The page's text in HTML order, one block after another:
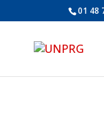
01 48